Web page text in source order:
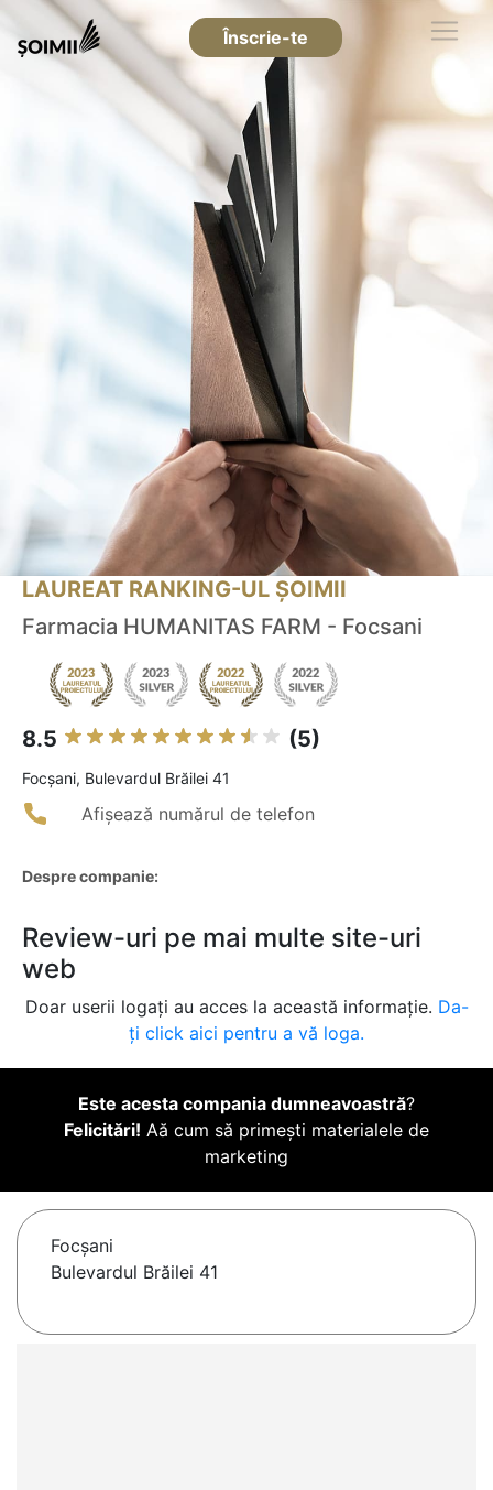
Înscrie-te
LAUREAT RANKING-UL ȘOIMII
Farmacia HUMANITAS FARM - Focsani
8.5 (5)
Focşani, Bulevardul Brăilei 41
Afișează numărul de telefon
Despre companie:
Review-uri pe mai multe site-uri
web
Doar userii logați au acces la această informație. Da-
ți click aici pentru a vă loga.
Este acesta compania dumneavoastră?
Felicitări! Aă cum să primești materialele de
marketing
Focşani
Bulevardul Brăilei 41